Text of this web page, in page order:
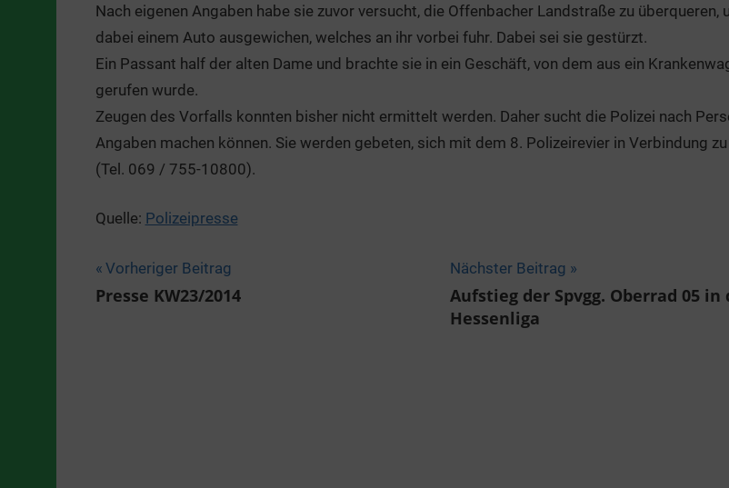
Nach eigenen Angaben habe sie zuvor versucht, die Offenbacher Landstraße zu überqueren,
dabei einem Auto ausgewichen, welches an ihr vorbei fuhr. Dabei sei sie gestürzt.
Ein Passant half der alten Dame und brachte sie in ein Geschäft, von dem aus ein
gerufen wurde.
Zeugen des Vorfalls konnten bisher nicht ermittelt werden. Daher sucht die Polizei nach
Angaben machen können. Sie werden gebeten, sich mit dem 8. Polizeirevier in Verbindung
(Tel. 069 / 755-10800).
Quelle: Polizeipresse
Beitragsnavigation
Vorheriger Beitrag
Presse KW23/2014
Nächster Beitrag
Aufstieg der Spvgg. Oberrad 05 in
Hessenliga